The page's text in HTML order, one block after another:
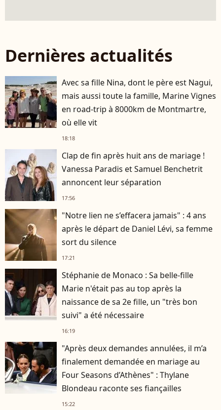
Dernières actualités
Avec sa fille Nina, dont le père est Nagui,
mais aussi toute la famille, Marine Vignes
en road-trip à 8000km de Montmartre,
où elle vit
18:18
Clap de fin après huit ans de mariage !
Vanessa Paradis et Samuel Benchetrit
annoncent leur séparation
17:56
"Notre lien ne s’effacera jamais" : 4 ans
après le départ de Daniel Lévi, sa femme
sort du silence
17:21
Stéphanie de Monaco : Sa belle-fille
Marie n'était pas au top après la
naissance de sa 2e fille, un "très bon
suivi" a été nécessaire
16:19
"Après deux demandes annulées, il m’a
finalement demandée en mariage au
Four Seasons d’Athènes" : Thylane
Blondeau raconte ses fiançailles
15:22